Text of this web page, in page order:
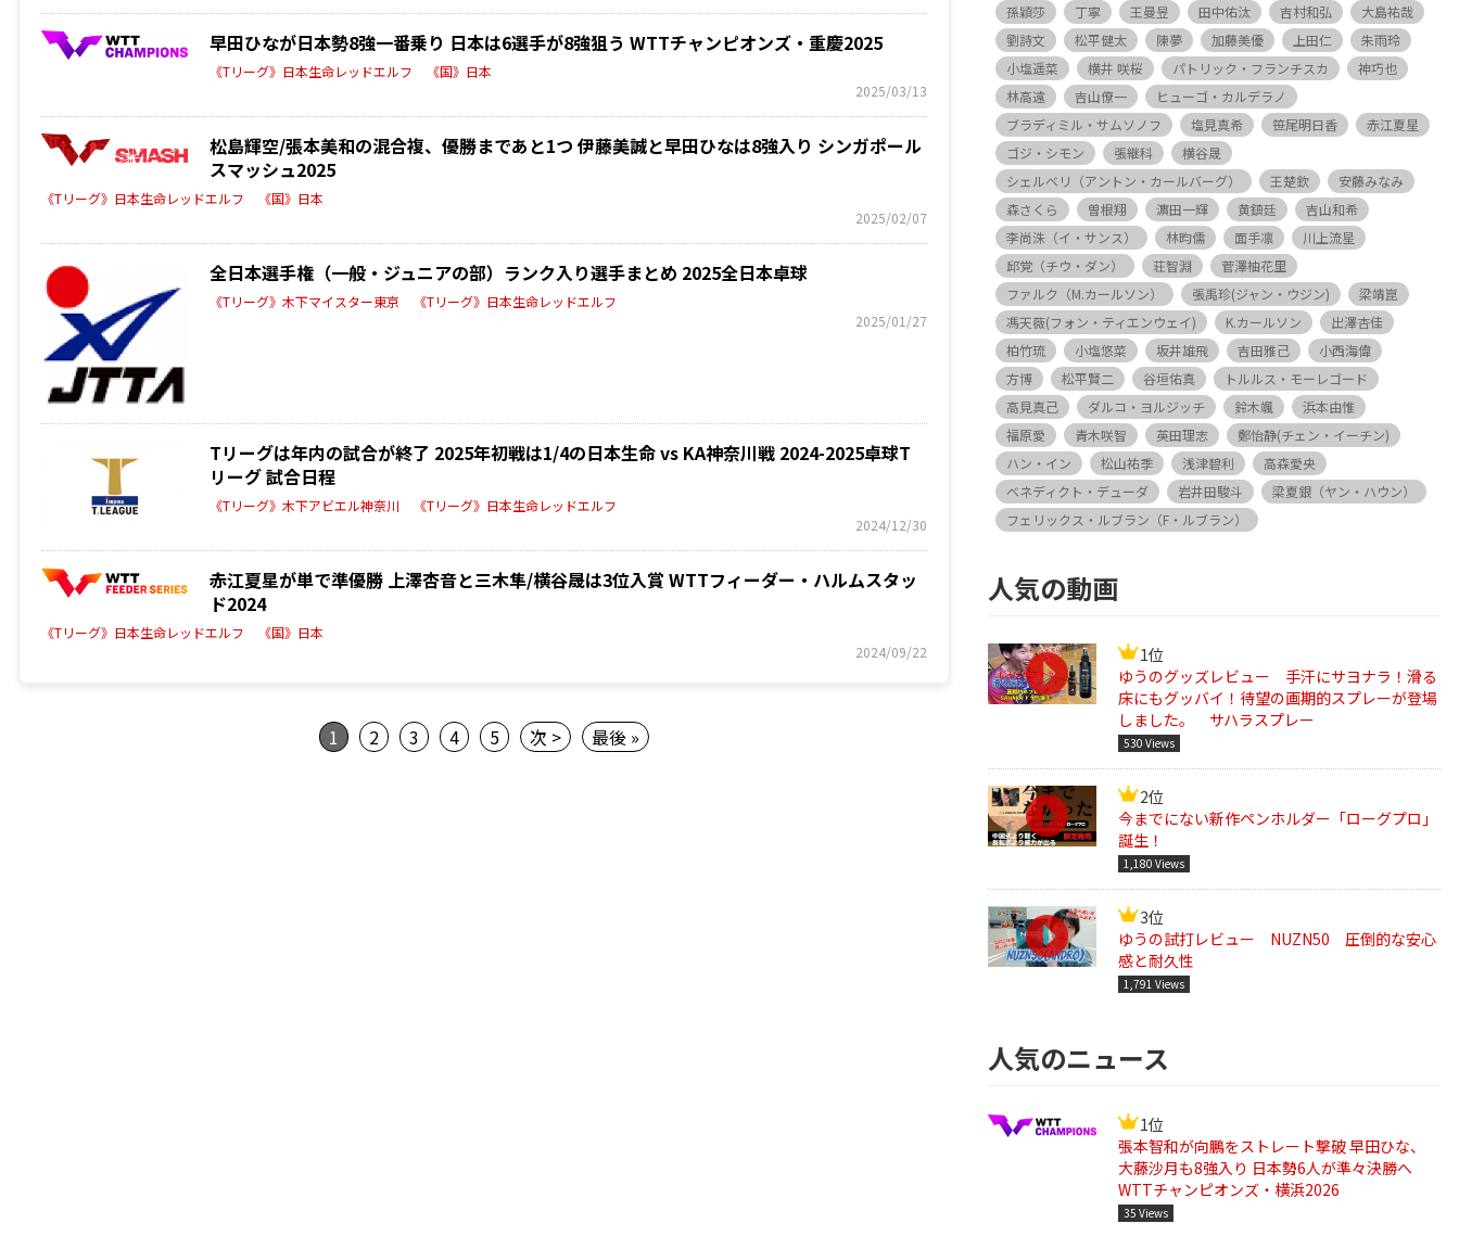
早田ひなが日本勢8強一番乗り 日本は6選手が8強狙う WTTチャンピオンズ・重慶2025
《Tリーグ》日本生命レッドエルフ
《国》日本
2025/03/13
松島輝空/張本美和の混合複、優勝まであと1つ 伊藤美誠と早田ひなは8強入り シンガポール
スマッシュ2025
《Tリーグ》日本生命レッドエルフ
《国》日本
2025/02/07
全日本選手権（一般・ジュニアの部）ランク入り選手まとめ 2025全日本卓球
《Tリーグ》木下マイスター東京
《Tリーグ》日本生命レッドエルフ
2025/01/27
Tリーグは年内の試合が終了 2025年初戦は1/4の日本生命 vs KA神奈川戦 2024-2025卓球T
リーグ 試合日程
《Tリーグ》木下アビエル神奈川
《Tリーグ》日本生命レッドエルフ
2024/12/30
赤江夏星が単で準優勝 上澤杏音と三木隼/横谷晟は3位入賞 WTTフィーダー・ハルムスタッ
ド2024
《Tリーグ》日本生命レッドエルフ
《国》日本
2024/09/22
1 2 3 4 5 次 > 最後 »
孫穎莎
丁寧 王曼昱 田中佑汰 吉村和弘
大島祐哉
劉詩文
松平健太 陳夢 加藤美優 上田仁
朱雨玲
小塩遥菜
横井 咲桜 パトリック・フランチスカ
神巧也
林高遠
吉山僚一
ヒューゴ・カルデラノ
ブラディミル・サムソノフ
塩見真希 笹尾明日香
赤江夏星
ゴジ・シモン
張継科
横谷晟
シェルベリ（アントン・カールバーグ）
王楚欽
安藤みなみ
森さくら
曽根翔 濵田一輝 黄鎮廷
吉山和希
李尚洙（イ・サンス）
林昀儒 面手凛
川上流星
邱党（チウ・ダン）
荘智淵
菅澤柚花里
ファルク（M.カールソン）
張禹珍(ジャン・ウジン)
梁靖崑
馮天薇(フォン・ティエンウェイ)
K.カールソン
出澤杏佳
柏竹琉
小塩悠菜 坂井雄飛 吉田雅己
小西海偉
方博
松平賢二 谷垣佑真
トルルス・モーレゴード
高見真己
ダルコ・ヨルジッチ 鈴木颯
浜本由惟
福原愛
青木咲智 英田理志
鄭怡静(チェン・イーチン)
ハン・イン
松山祐季 浅津碧利
高森愛央
ベネディクト・デューダ
岩井田駿斗
梁夏銀（ヤン・ハウン）
フェリックス・ルブラン（F・ルブラン）
人気の動画
1位
ゆうのグッズレビュー 手汗にサヨナラ！滑る
床にもグッバイ！待望の画期的スプレーが登場
しました。 サハラスプレー
530 Views
2位
今までにない新作ペンホルダー「ローグプロ」
誕生！
1,180 Views
3位
ゆうの試打レビュー NUZN50 圧倒的な安心
感と耐久性
1,791 Views
人気のニュース
1位
張本智和が向鵬をストレート撃破 早田ひな、
大藤沙月も8強入り 日本勢6人が準々決勝へ
WTTチャンピオンズ・横浜2026
35 Views